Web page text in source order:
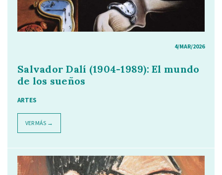
4/MAR/2026
Salvador Dalí (1904-1989): El mundo
de los sueños
ARTES
VER MÁS →